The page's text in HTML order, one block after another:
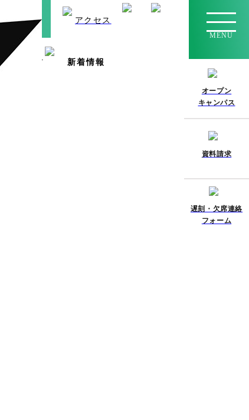
先生方へ アクセス
入学案内
新着情報
MENU
資料請求
オープン
キャンパス
遅刻・欠席連絡
フォーム